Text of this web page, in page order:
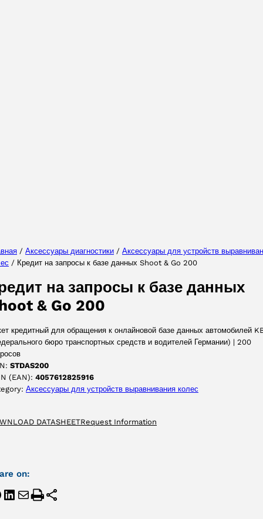
/ Аксессуары диагностики / Аксессуары для yстройств
/ Кредит на запросы к базе данных Shoot & Go 200
на запросы к базе данных
& Go 200
кредитный для обращения к онлайновой базе данных автомобилей
бюро транспортных средств и водителей Германии) | 200
STDAS200
(EAN): 4057612825916
Аксессуары для yстройств выравнивания колес
DATASHEETRequest Information
on:
ПРИНЯТЬ